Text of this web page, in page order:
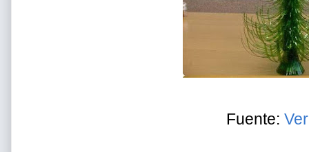
Fuente: